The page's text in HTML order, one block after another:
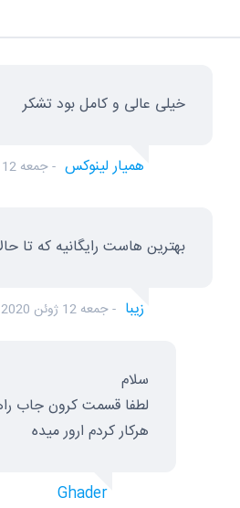
خیلی عالی و کامل بود تشکر
همیار لینوکس جمعه 12 ژوئن 2020
بهترین هاست رایگانیه که تا
زیبا جمعه 12 ژوئن 2020
سلام
لطفا قسمت کرون جاب
هرکار کردم ارور میده
Ghader